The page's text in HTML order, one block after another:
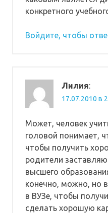
конкретного
Войдите, чтобы
Лилия:
17.07.2010 в
Может, человек
головой понимает,
чтобы получить
родители
высшего
конечно, можно, но
в ВУЗе, чтобы
сделать хорошую